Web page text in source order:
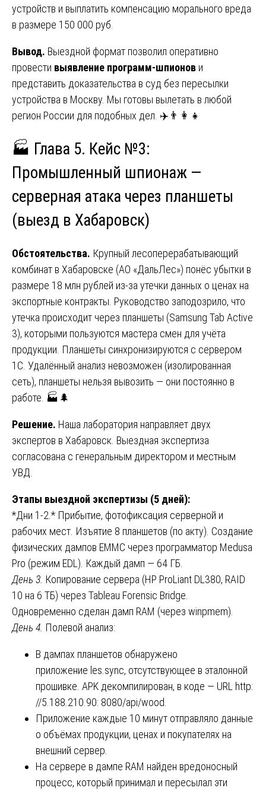
устройств и выплатить компенсацию морального вреда
в размере 150 000 руб.
Вывод. Выездной формат позволил оперативно
провести выявление программ-шпионов и
представить доказательства в суд без пересылки
устройства в Москву. Мы готовы вылетать в любой
регион России для подобных дел. ✈️👨‍👩‍👧
🏭 Глава 5. Кейс №3:
Промышленный шпионаж —
серверная атака через планшеты
(выезд в Хабаровск)
Обстоятельства. Крупный лесоперерабатывающий
комбинат в Хабаровске (АО «ДальЛес») понёс убытки в
размере 18 млн рублей из-за утечки данных о ценах на
экспортные контракты. Руководство заподозрило, что
утечка происходит через планшеты (Samsung Tab Active
3), которыми пользуются мастера смен для учёта
продукции. Планшеты синхронизируются с сервером
1С. Удалённый анализ невозможен (изолированная
сеть), планшеты нельзя вывозить — они постоянно в
работе. 🏭🌲
Решение. Наша лаборатория направляет двух
экспертов в Хабаровск. Выездная экспертиза
согласована с генеральным директором и местным
УВД.
Этапы выездной экспертизы (5 дней):
*Дни 1-2.* Прибытие, фотофиксация серверной и
рабочих мест. Изъятие 8 планшетов (по акту). Создание
физических дампов EMMC через программатор Medusa
Pro (режим EDL). Каждый дамп — 64 ГБ.
День 3. Копирование сервера (HP ProLiant DL380, RAID
10 на 6 ТБ) через Tableau Forensic Bridge.
Одновременно сделан дамп RAM (через winpmem).
День 4. Полевой анализ:
В дампах планшетов обнаружено
приложение les.sync, отсутствующее в эталонной
прошивке. APK декомпилирован, в коде — URL http:
//5.188.210.90: 8080/api/wood.
Приложение каждые 10 минут отправляло данные
о объёмах продукции, ценах и покупателях на
внешний сервер.
На сервере в дампе RAM найден вредоносный
процесс, который принимал и пересылал эти